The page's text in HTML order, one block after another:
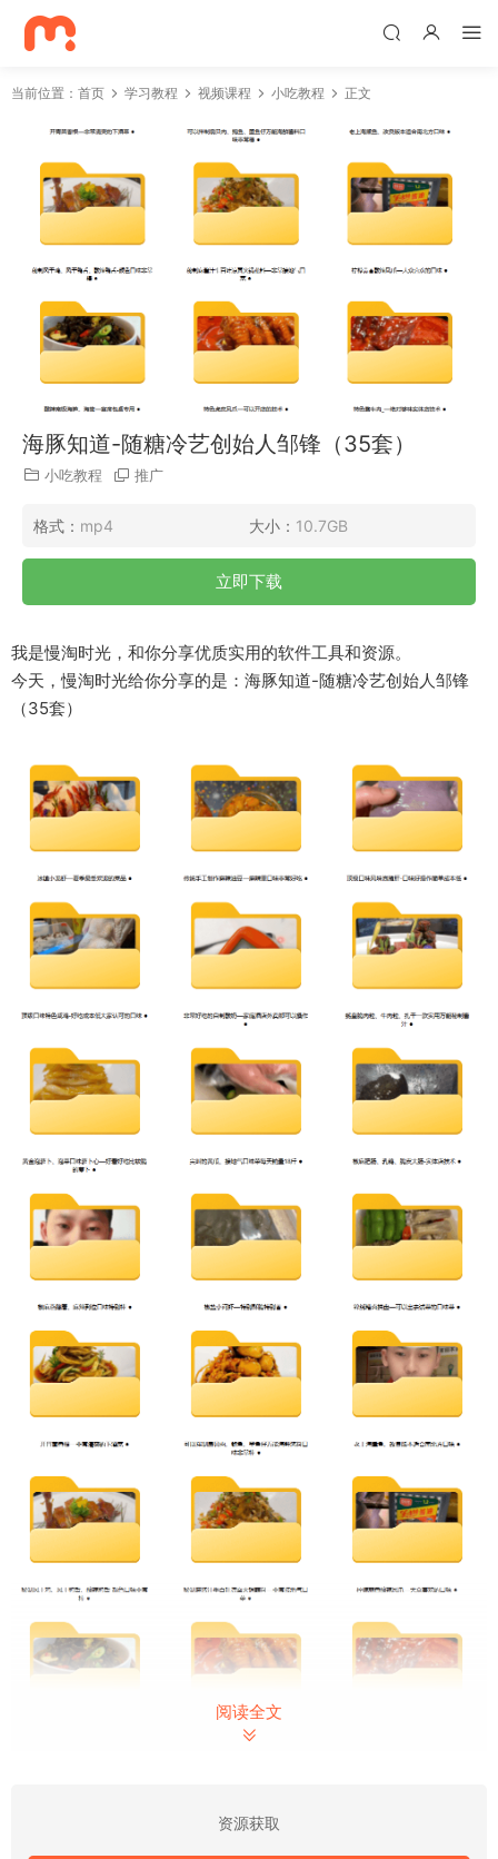
当前位置： 首页 学习教程 视频课程 小吃教程 正文
海豚知道-随糖冷艺创始人邹锋（35套）
小吃教程 推广
格式： mp4 大小： 10.7GB
立即下载
我是慢淘时光，和你分享优质实用的软件工具和资源。
今天，慢淘时光给你分享的是：海豚知道-随糖冷艺创始人邹锋
（35套）
阅读全文
资源获取